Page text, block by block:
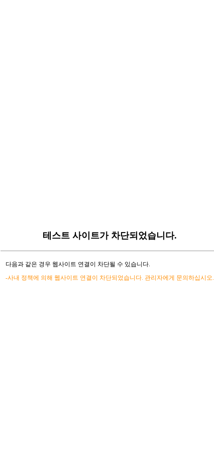
테스트 사이트가 차단되었습니다.
다음과 같은 경우 웹사이트 연결이 차단될 수 있습니다.
-사내 정책에 의해 웹사이트 연결이 차단되었습니다. 관리자에게 문의하십시오.